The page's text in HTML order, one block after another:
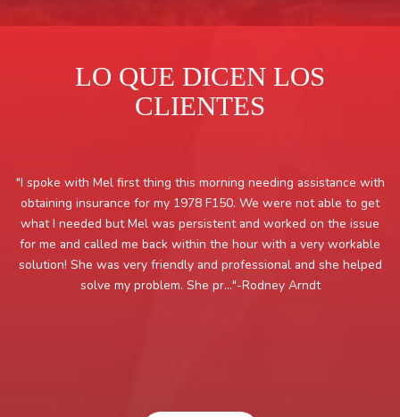
LO QUE DICEN LOS
CLIENTES
"I spoke with Mel first thing this morning needing assistance with
obtaining insurance for my 1978 F150. We were not able to get
what I needed but Mel was persistent and worked on the issue
for me and called me back within the hour with a very workable
solution! She was very friendly and professional and she helped
solve my problem. She pr..."-Rodney Arndt